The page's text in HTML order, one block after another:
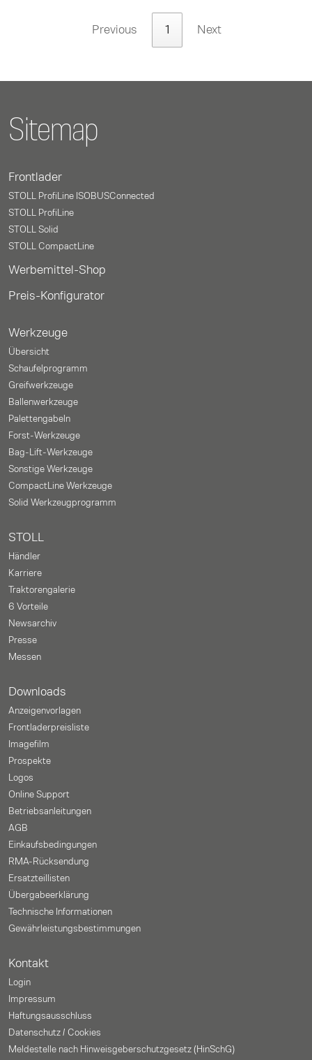
Previous 1 Next
Sitemap
Frontlader
STOLL ProfiLine ISOBUSConnected
STOLL ProfiLine
STOLL Solid
STOLL CompactLine
Werbemittel-Shop
Preis-Konfigurator
Werkzeuge
Übersicht
Schaufelprogramm
Greifwerkzeuge
Ballenwerkzeuge
Palettengabeln
Forst-Werkzeuge
Bag-Lift-Werkzeuge
Sonstige Werkzeuge
CompactLine Werkzeuge
Solid Werkzeugprogramm
STOLL
Händler
Karriere
Traktorengalerie
6 Vorteile
Newsarchiv
Presse
Messen
Downloads
Anzeigenvorlagen
Frontladerpreisliste
Imagefilm
Prospekte
Logos
Online Support
Betriebsanleitungen
AGB
Einkaufsbedingungen
RMA-Rücksendung
Ersatzteillisten
Übergabeerklärung
Technische Informationen
Gewährleistungs­bestimmungen
Kontakt
Login
Impressum
Haftungsausschluss
Datenschutz / Cookies
Meldestelle nach Hinweisgeberschutzgesetz (HinSchG)